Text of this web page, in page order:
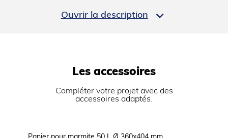
Ouvrir la description 
Profondeur (mm)
Dimensions extérieures (LxPxH) (mm)
Les accessoires
Compléter votre projet avec des
accessoires adaptés.